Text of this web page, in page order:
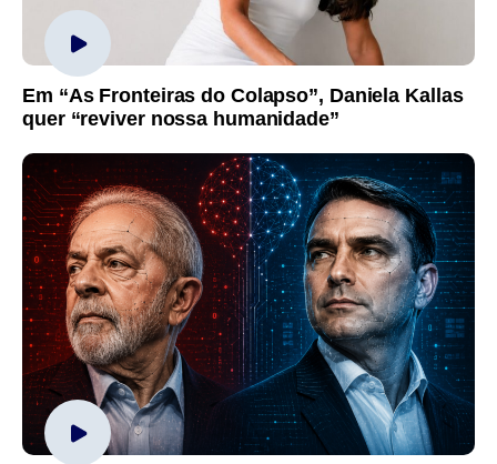
Em “As Fronteiras do Colapso”, Daniela Kallas
quer “reviver nossa humanidade”